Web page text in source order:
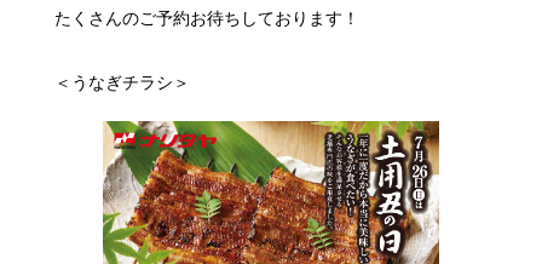
たくさんのご予約お待ちしております！
＜うなぎチラシ＞